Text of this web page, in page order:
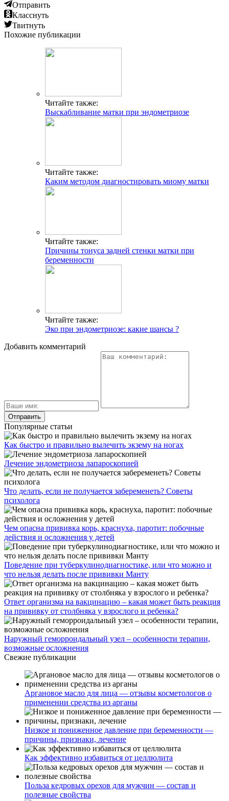
Отправить
Класснуть
Твитнуть
Похожие публикации
Читайте также:
Выскабливание матки при эндометриозе
Читайте также:
Каким методом диагностировать миому матки
Читайте также:
Причины тонуса задней стенки матки при
беременности
Читайте также:
Эко при эндометриозе: какие шансы ?
Добавить комментарий
Популярные статьи
Как быстро и правильно вылечить экзему на ногах
Лечение эндометриоза лапароскопией
Что делать, если не получается забеременеть? Советы
психолога
Чем опасна прививка корь, краснуха, паротит: побочные
действия и осложнения у детей
Поведение при туберкулинодиагностике, или что можно и
что нельзя делать после прививки Манту
Ответ организма на вакцинацию – какая может быть реакция
на прививку от столбняка у взрослого и ребенка?
Наружный геморроидальный узел – особенности терапии,
возможные осложнения
Свежие публикации
Аргановое масло для лица — отзывы косметологов о
применении средства из арганы
Низкое и пониженное давление при беременности —
причины, признаки, лечение
Как эффективно избавиться от целлюлита
Польза кедровых орехов для мужчин — состав и
полезные свойства